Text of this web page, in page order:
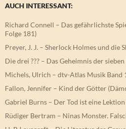
AUCH INTERESSANT:
Richard Connell – Das gefährlichste
Folge 181)
Preyer, J. J. – Sherlock Holmes und die
Die drei ??? – Das Geheimnis der
Michels, Ulrich – dtv-Atlas Musik Band
Fallon, Jennifer – Kind der Götter
Gabriel Burns – Der Tod ist eine Lektion
Rüdiger Bertram – Ninas Monster.